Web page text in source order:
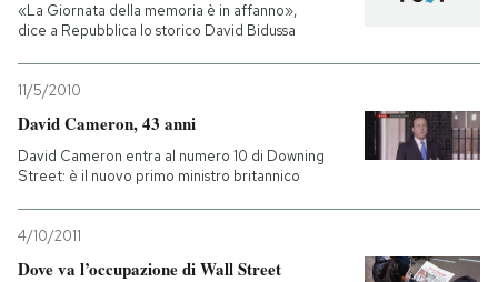
«La Giornata della memoria è in affanno»,
dice a Repubblica lo storico David Bidussa
11/5/2010
David Cameron, 43 anni
David Cameron entra al numero 10 di Downing
Street: è il nuovo primo ministro britannico
4/10/2011
Dove va l’occupazione di Wall Street